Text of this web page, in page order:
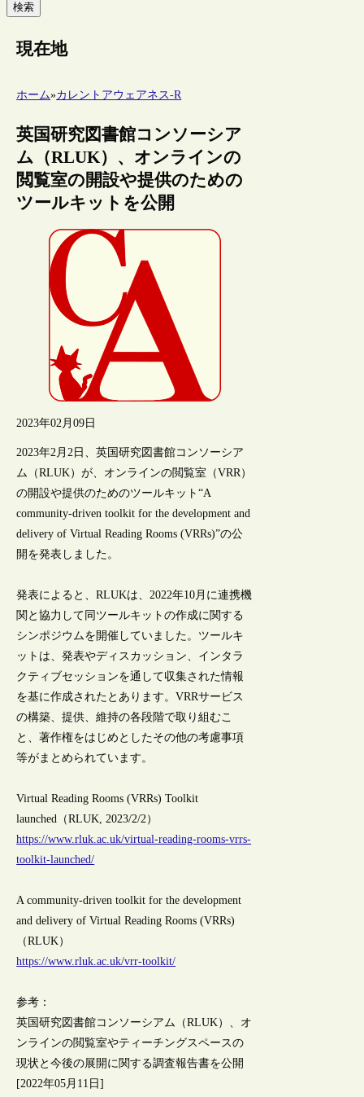
検索
現在地
ホーム»カレントアウェアネス-R
英国研究図書館コンソーシア
ム（RLUK）、オンラインの
閲覧室の開設や提供のための
ツールキットを公開
2023年02月09日
2023年2月2日、英国研究図書館コンソーシア
ム（RLUK）が、オンラインの閲覧室（VRR）
の開設や提供のためのツールキット“A
community-driven toolkit for the development and
delivery of Virtual Reading Rooms (VRRs)”の公
開を発表しました。
発表によると、RLUKは、2022年10月に連携機
関と協力して同ツールキットの作成に関する
シンポジウムを開催していました。ツールキ
ットは、発表やディスカッション、インタラ
クティブセッションを通して収集された情報
を基に作成されたとあります。VRRサービス
の構築、提供、維持の各段階で取り組むこ
と、著作権をはじめとしたその他の考慮事項
等がまとめられています。
Virtual Reading Rooms (VRRs) Toolkit
launched（RLUK, 2023/2/2）
https://www.rluk.ac.uk/virtual-reading-rooms-vrrs-
toolkit-launched/
A community-driven toolkit for the development
and delivery of Virtual Reading Rooms (VRRs)
（RLUK）
https://www.rluk.ac.uk/vrr-toolkit/
参考：
英国研究図書館コンソーシアム（RLUK）、オ
ンラインの閲覧室やティーチングスペースの
現状と今後の展開に関する調査報告書を公開
[2022年05月11日]